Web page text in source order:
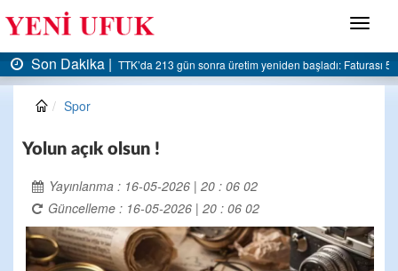
Menü
5 milyar liraya dayandı
Son Dakika |AK Parti Ereğli İlçe Başkanlığı’ndan belediyeye sert
Spor
Yolun açık olsun !
Yayınlanma : 16-05-2026 | 20 : 06 02
Güncelleme : 16-05-2026 | 20 : 06 02